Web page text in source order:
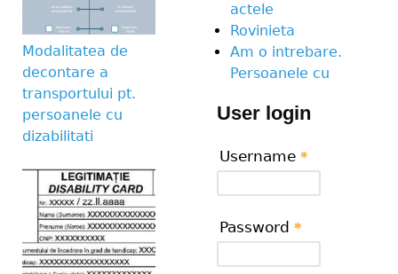
Modalitatea de
decontare a
transportului pt.
persoanele cu
dizabilitati
actele
Rovinieta
Am o intrebare.
Persoanele cu
User login
Username *
Password *